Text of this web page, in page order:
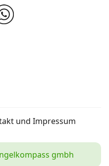
und Impressum
gmbh